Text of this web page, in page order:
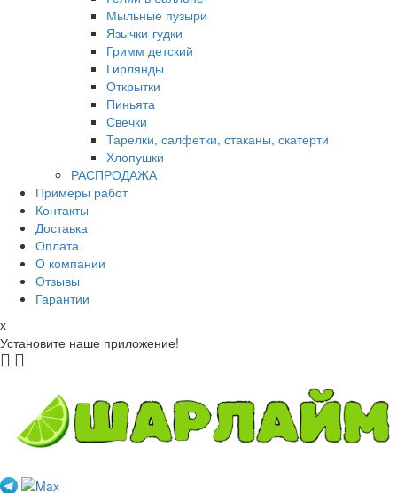
Мыльные пузыри
Язычки-гудки
Гримм детский
Гирлянды
Открытки
Пиньята
Свечки
Тарелки, салфетки, стаканы, скатерти
Хлопушки
РАСПРОДАЖА
Примеры работ
Контакты
Доставка
Оплата
О компании
Отзывы
Гарантии
x
Установите наше приложение!